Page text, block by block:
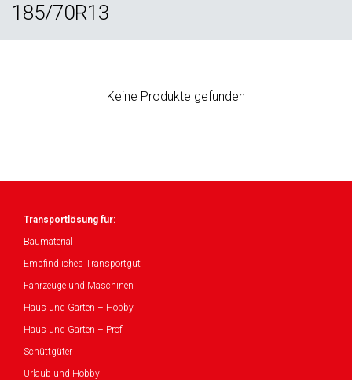
185/70R13
Keine Produkte gefunden
Transportlösung für:
Baumaterial
Empfindliches Transportgut
Fahrzeuge und Maschinen
Haus und Garten – Hobby
Haus und Garten – Profi
Schüttgüter
Urlaub und Hobby